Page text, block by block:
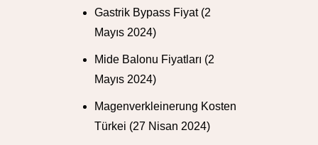
Gastrik Bypass Fiyat (2
Mayıs 2024)
Mide Balonu Fiyatları (2
Mayıs 2024)
Magenverkleinerung Kosten
Türkei (27 Nisan 2024)